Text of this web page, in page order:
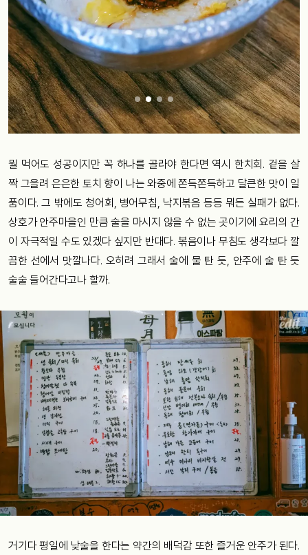
뭘 먹어도 성공이지만 꼭 하나를 골라야 한다면 역시 한치회. 겉을 살
짝 그을려 은은한 토치 향이 나는 와중에 쫀득쫀득하고 달큰한 맛이 일
품이다. 그 밖에도 청어회, 병어무침, 낙지볶음 등등 뭐든 실패가 없다.
상호가 안주마을인 만큼 술을 마시지 않을 수 없는 곳이기에 요리의 간
이 자극적일 수도 있겠다 싶지만 반대다. 볶음이나 무침도 생각보다 깔
끔한 선에서 맛깔나다. 오히려 그래서 술에 물 탄 듯, 안주에 술 탄 듯
술술 들어간다고나 할까.
거기다 평일에 낮술을 한다는 약간의 배덕감 또한 즐거운 안주가 된다.